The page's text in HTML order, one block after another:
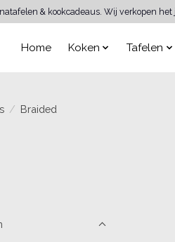
& kookcadeaus. Wij verkopen
Home Koken Tafelen
/ Braided